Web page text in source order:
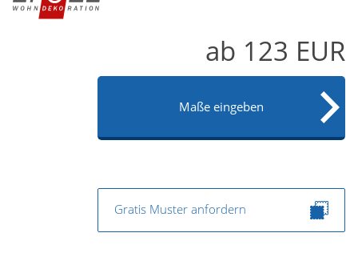
Gardinenstange
Panneaux
ab 123 EUR
Maße eingeben
Gratis Muster anfordern